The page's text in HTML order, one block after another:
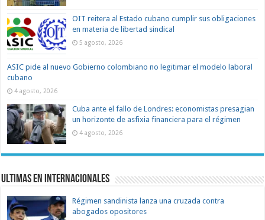
OIT reitera al Estado cubano cumplir sus obligaciones
en materia de libertad sindical
5 agosto, 2026
ASIC pide al nuevo Gobierno colombiano no legitimar el modelo laboral
cubano
4 agosto, 2026
Cuba ante el fallo de Londres: economistas presagian
un horizonte de asfixia financiera para el régimen
4 agosto, 2026
Ultimas en Internacionales
Régimen sandinista lanza una cruzada contra
abogados opositores